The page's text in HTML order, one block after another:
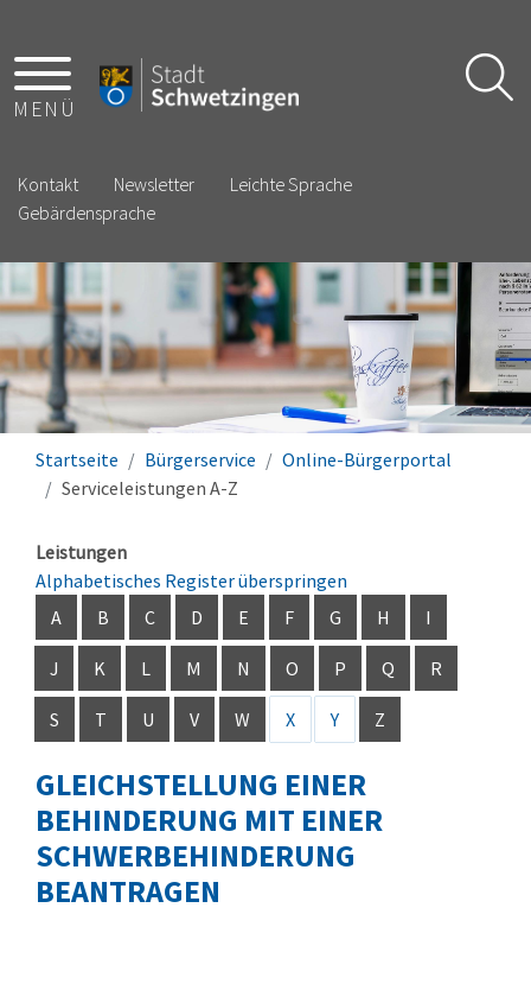
MENÜ
Kontakt Newsletter
Leichte Sprache
Gebärdensprache
Startseite Bürgerservice
Online-Bürgerportal
Serviceleistungen A-Z
Leistungen
Alphabetisches Register überspringen
A
B C D E F G H I
J K L M N O P Q R
S T U V W X Y Z
GLEICHSTELLUNG EINER
BEHINDERUNG MIT EINER
SCHWERBEHINDERUNG
BEANTRAGEN